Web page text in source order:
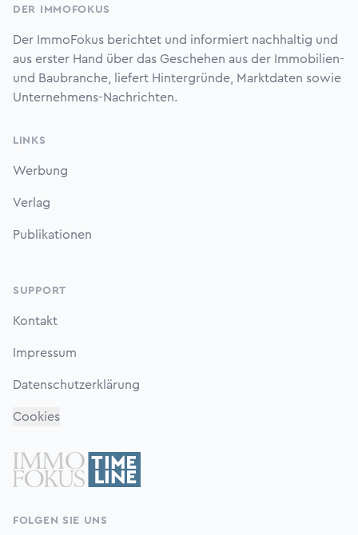
DER IMMOFOKUS
Der ImmoFokus berichtet und informiert nachhaltig und
aus erster Hand über das Geschehen aus der Immobilien-
und Baubranche, liefert Hintergründe, Marktdaten sowie
Unternehmens-Nachrichten.
LINKS
Werbung
Verlag
Publikationen
SUPPORT
Kontakt
Impressum
Datenschutzerklärung
Cookies
FOLGEN SIE UNS